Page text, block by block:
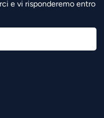
e vi risponderemo entro